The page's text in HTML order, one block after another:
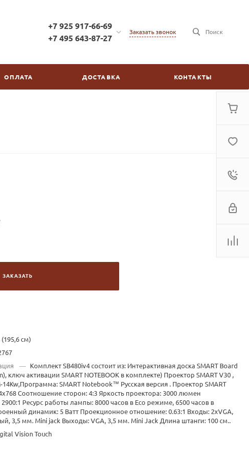
+7 925 917-66-69
+7 495 643-87-27
д.2/30
Заказать звонок Поиск
ОПЛАТА ДОСТАВКА КОНТАКТЫ
ЗАКАЗАТЬ
см)
—
Комплект SB480iv4 состоит из: Интерактивная доска SMART Board
ключ активации SMART NOTEBOOK в комплекте) Проектор SMART V30 ,
14Kw,Программа: SMART Notebook™ Русская версия . Проектор SMART
Соотношение сторон: 4:3 Яркость проектора: 3000 люмен
Ресурс работы лампы: 8000 часов в Eco режиме, 6500 часов в
динамик: 5 Ватт Проекционное отношение: 0.63:1 Входы: 2xVGA,
3,5 мм. Mini jack Выходы: VGA, 3,5 мм. Mini Jack Длина штанги: 100 см..
Vision Touch